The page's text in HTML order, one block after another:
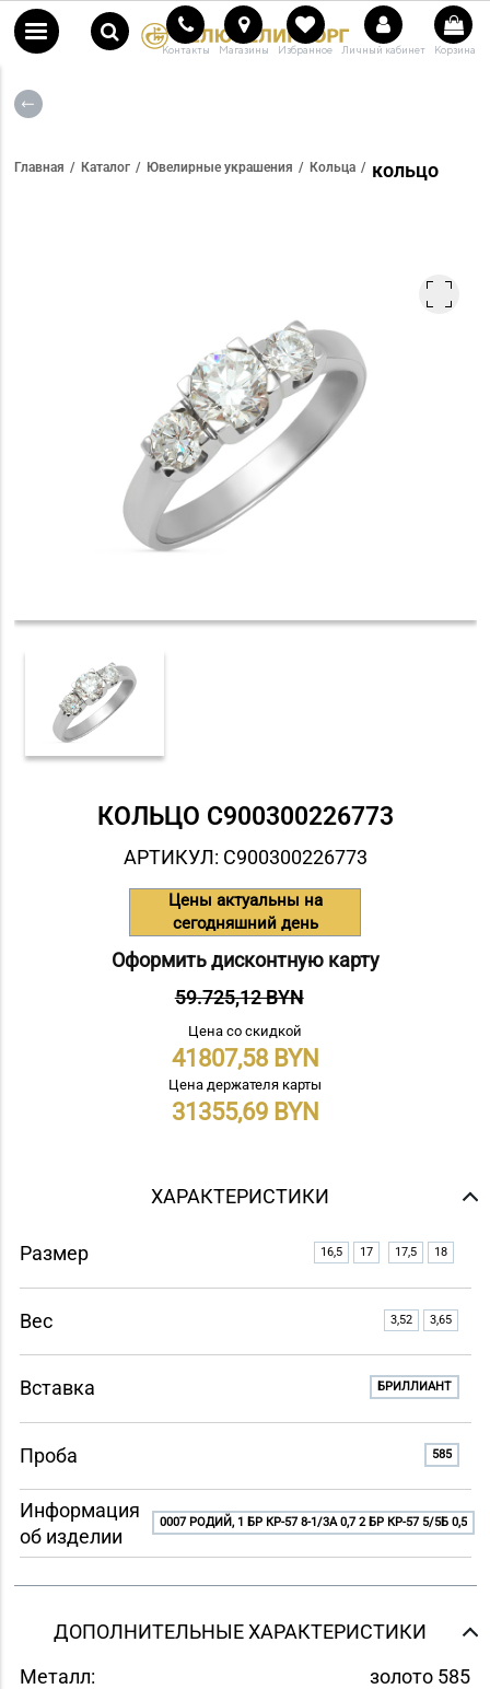
Контакты Магазины Избранное Личный кабинет Корзина
Главная Каталог Ювелирные украшения Кольца кольцо
КОЛЬЦО С900300226773
АРТИКУЛ: С900300226773
Цены актуальны на
сегодняшний день
Оформить дисконтную карту
59.725,12 BYN
Цена со скидкой
41807,58
Цена держателя карты
31355,69
ХАРАКТЕРИСТИКИ
Размер 16,5 17 17,5 18
Вес 3,52 3,65
Вставка БРИЛЛИАНТ
Проба 585
Информация
об изделии
0007 РОДИЙ, 1 БР КР-57 8-1/3A 0,7 2 БР КР-57 5/5Б 0,5
ДОПОЛНИТЕЛЬНЫЕ ХАРАКТЕРИСТИКИ
Металл:
золото 585